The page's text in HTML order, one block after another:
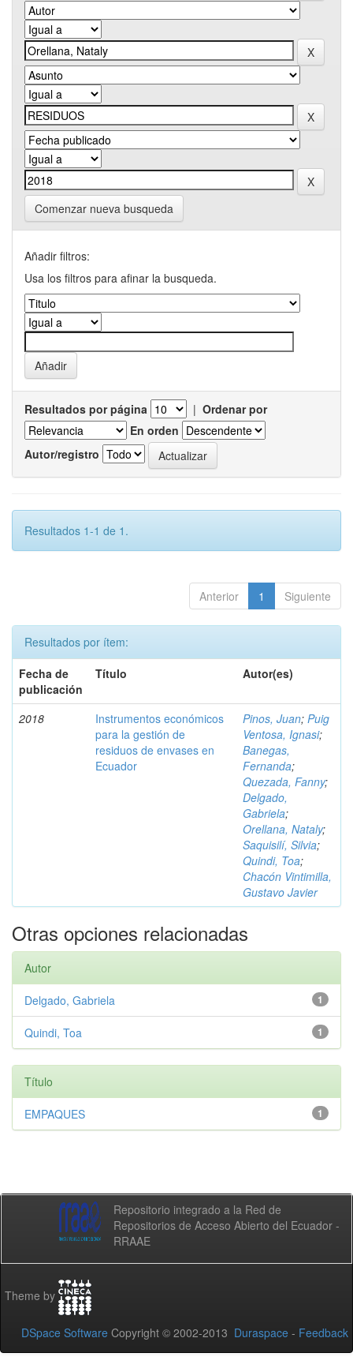
Comenzar nueva busqueda
Añadir filtros:
Usa los filtros para afinar la busqueda.
Resultados por página | Ordenar por
En orden
Autor/registro
Resultados 1-1 de 1.
Anterior 1 Siguiente
Resultados por ítem:
Fecha de
publicación
Título Autor(es)
2018
Instrumentos económicos
para la gestión de
residuos de envases en
Ecuador
Pinos, Juan; Puig
Ventosa, Ignasi;
Banegas,
Fernanda;
Quezada, Fanny;
Delgado,
Gabriela;
Orellana, Nataly;
Saquisilí, Silvia;
Quindi, Toa;
Chacón Vintimilla,
Gustavo Javier
Otras opciones relacionadas
Autor
1
Delgado, Gabriela
1
Quindi, Toa
Título
1
EMPAQUES
Repositorio integrado a la Red de
Repositorios de Acceso Abierto del Ecuador -
RRAAE
Theme by
DSpace Software Copyright © 2002-2013 Duraspace - Feedback